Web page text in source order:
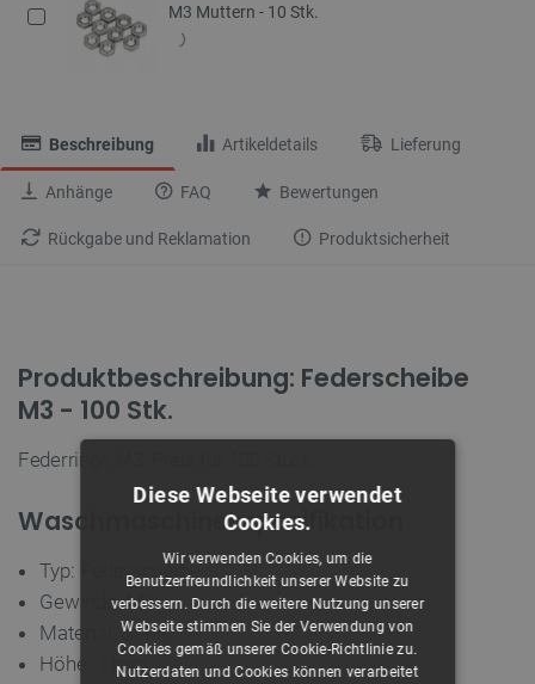
M3 Muttern - 10 Stk.
Beschreibung Artikeldetails Lieferung
Anhänge FAQ Bewertungen
Rückgabe und Reklamation Produktsicherheit
Produktbeschreibung: Federscheibe
M3 - 100 Stk.
Federringe M3. Preis für 100 Stück.
Waschmaschinenspezifikation
Typ: Federscheibe
Gewinde: M3
Material: Stahl
Höhe: 1 mm
Diese Webseite verwendet
Cookies.
Wir verwenden Cookies, um die
Benutzerfreundlichkeit unserer Website zu
verbessern. Durch die weitere Nutzung unserer
Webseite stimmen Sie der Verwendung von
Cookies gemäß unserer Cookie-Richtlinie zu.
Nutzerdaten und Cookies können verarbeitet